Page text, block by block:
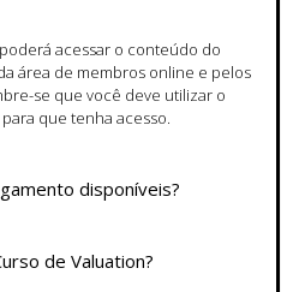
acessar o conteúdo do
área de membros online e pelos
se que você deve utilizar o
que tenha acesso.
disponíveis?
de Valuation?